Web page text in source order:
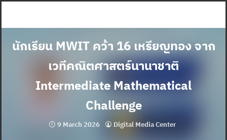
นักเรียน MWIT คว้า 16 เหรียญทอง จาก
เวทีคณิตศาสตร์นานาชาติ
Intermediate Mathematical
Challenge
9 March 2026 Digital Media Center